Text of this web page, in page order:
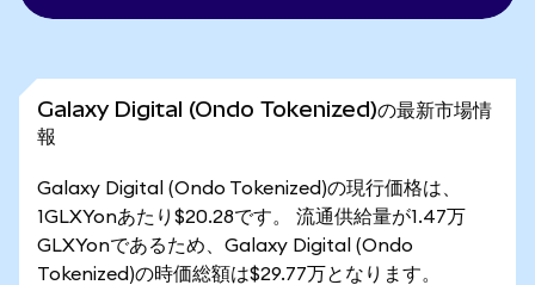
Galaxy Digital (Ondo Tokenized)の最新市場情
報
Galaxy Digital (Ondo Tokenized)の現行価格は、
1GLXYonあたり$20.28です。 流通供給量が1.47万
GLXYonであるため、Galaxy Digital (Ondo
Tokenized)の時価総額は$29.77万となります。